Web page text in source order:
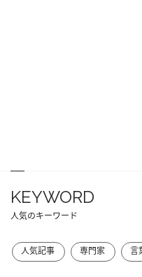
KEYWORD
人気のキーワード
人気記事 専門家 言